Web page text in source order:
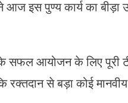
आज इस पुण्य कार्य का
आयोजन के लिए पूरी
से बड़ा कोई